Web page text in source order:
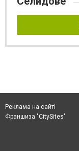
Реклама на сайті
Франшиза "CitySites"